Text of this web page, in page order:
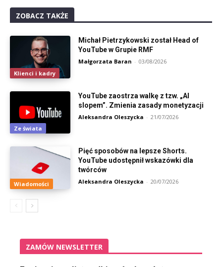
ZOBACZ TAKŻE
Klienci i kadry
Michał Pietrzykowski został Head of
YouTube w Grupie RMF
Małgorzata Baran - 03/08/2026
Ze świata
YouTube zaostrza walkę z tzw. „AI
slopem”. Zmienia zasady monetyzacji
Aleksandra Oleszycka - 21/07/2026
Wiadomości
Pięć sposobów na lepsze Shorts.
YouTube udostępnił wskazówki dla
twórców
Aleksandra Oleszycka - 20/07/2026
ZAMÓW NEWSLETTER